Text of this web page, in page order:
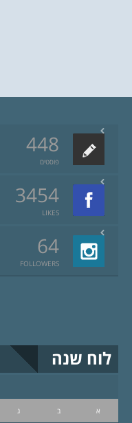
448
פוסטים
3454
LIKES
64
FOLLOWERS
לוח שנה
א ב ג